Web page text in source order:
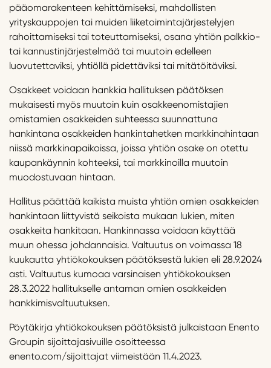
pääomarakenteen kehittämiseksi, mahdollisten
yrityskauppojen tai muiden liiketoimintajärjestelyjen
rahoittamiseksi tai toteuttamiseksi, osana yhtiön palkkio-
tai kannustinjärjestelmää tai muutoin edelleen
luovutettaviksi, yhtiöllä pidettäviksi tai mitätöitäviksi.
Osakkeet voidaan hankkia hallituksen päätöksen
mukaisesti myös muutoin kuin osakkeenomistajien
omistamien osakkeiden suhteessa suunnattuna
hankintana osakkeiden hankintahetken markkinahintaan
niissä markkinapaikoissa, joissa yhtiön osake on otettu
kaupankäynnin kohteeksi, tai markkinoilla muutoin
muodostuvaan hintaan.
Hallitus päättää kaikista muista yhtiön omien osakkeiden
hankintaan liittyvistä seikoista mukaan lukien, miten
osakkeita hankitaan. Hankinnassa voidaan käyttää
muun ohessa johdannaisia. Valtuutus on voimassa 18
kuukautta yhtiökokouksen päätöksestä lukien eli 28.9.2024
asti. Valtuutus kumoaa varsinaisen yhtiökokouksen
28.3.2022 hallitukselle antaman omien osakkeiden
hankkimisvaltuutuksen.
Pöytäkirja yhtiökokouksen päätöksistä julkaistaan Enento
Groupin sijoittajasivuille osoitteessa
enento.com/sijoittajat viimeistään 11.4.2023.